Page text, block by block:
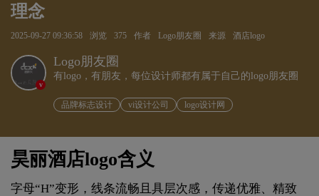
理念
2025-09-27 09:36:58 浏览 375 作者 Logo朋友圈 来源 酒店logo
v
Logo朋友圈
有logo，有朋友，每位设计师都有属于自己的logo朋友圈
品牌标志设计 vi设计公司 logo设计网
昊丽酒店logo含义
字母“H”变形，线条流畅且具层次感，传递优雅、精致